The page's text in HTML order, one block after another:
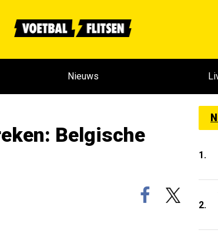
Nieuws
Belgische
1.
2.